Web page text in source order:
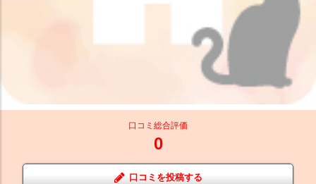
口コミ総合評価
0
口コミを投稿する